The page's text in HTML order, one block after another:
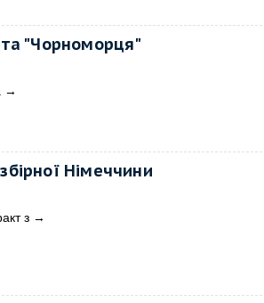
та "Чорноморця"
→
Німеччини
з →